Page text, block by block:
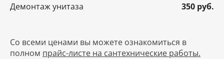
Демонтаж унитаза 350 руб.
Со всеми ценами вы можете ознакомиться в
полном прайс-листе на сантехнические работы.